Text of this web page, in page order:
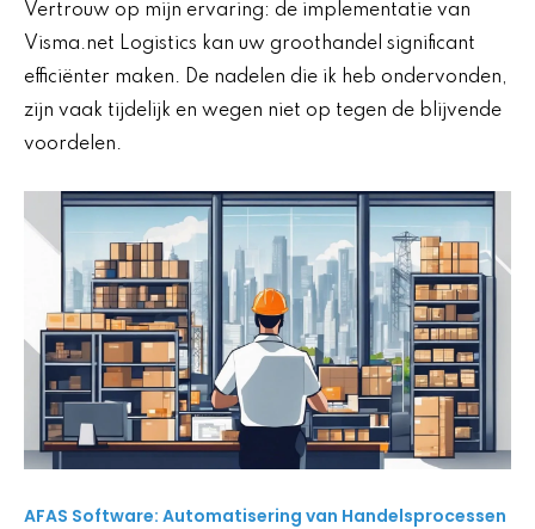
Vertrouw op mijn ervaring: de implementatie van
Visma.net Logistics kan uw groothandel significant
efficiënter maken. De nadelen die ik heb ondervonden,
zijn vaak tijdelijk en wegen niet op tegen de blijvende
voordelen.
AFAS Software: Automatisering van Handelsprocessen